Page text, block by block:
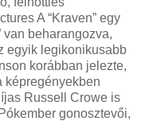
A “Kraven” egy
van beharangozva,
egyik legikonikusabb
korábban jelezte,
képregényekben
Russell Crowe is
gonosztevői,